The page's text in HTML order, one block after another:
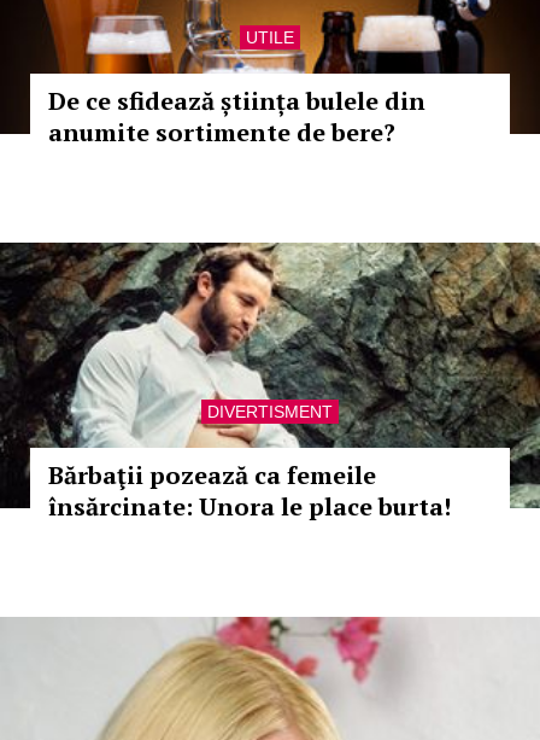
UTILE
De ce sfidează știința bulele din
anumite sortimente de bere?
DIVERTISMENT
Bărbaţii pozează ca femeile
însărcinate: Unora le place burta!